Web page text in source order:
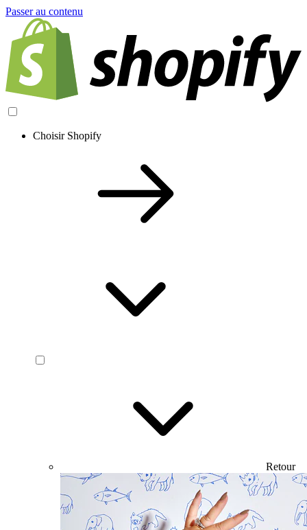
Passer au contenu
Choisir Shopify
Retour